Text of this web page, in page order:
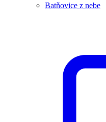
Batňovice z nebe